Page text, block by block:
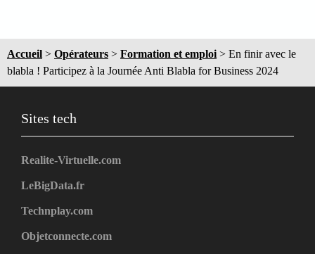
Accueil > Opérateurs > Formation et emploi > En finir avec le
blabla ! Participez à la Journée Anti Blabla for Business 2024
Sites tech
Realite-Virtuelle.com
LeBigData.fr
Technplay.com
Objetconnecte.com